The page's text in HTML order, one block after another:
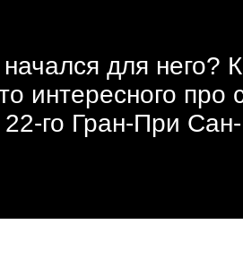
для него?
интересного про
22-го Гран-При